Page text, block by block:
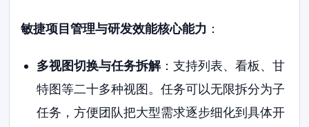
敏捷项目管理与研发效能核心能力 ：
多视图切换与任务拆解：支持列表、看板、甘
特图等二十多种视图。任务可以无限拆分为子
任务，方便团队把大型需求逐步细化到具体开